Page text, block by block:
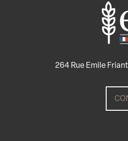
264 Rue Emile